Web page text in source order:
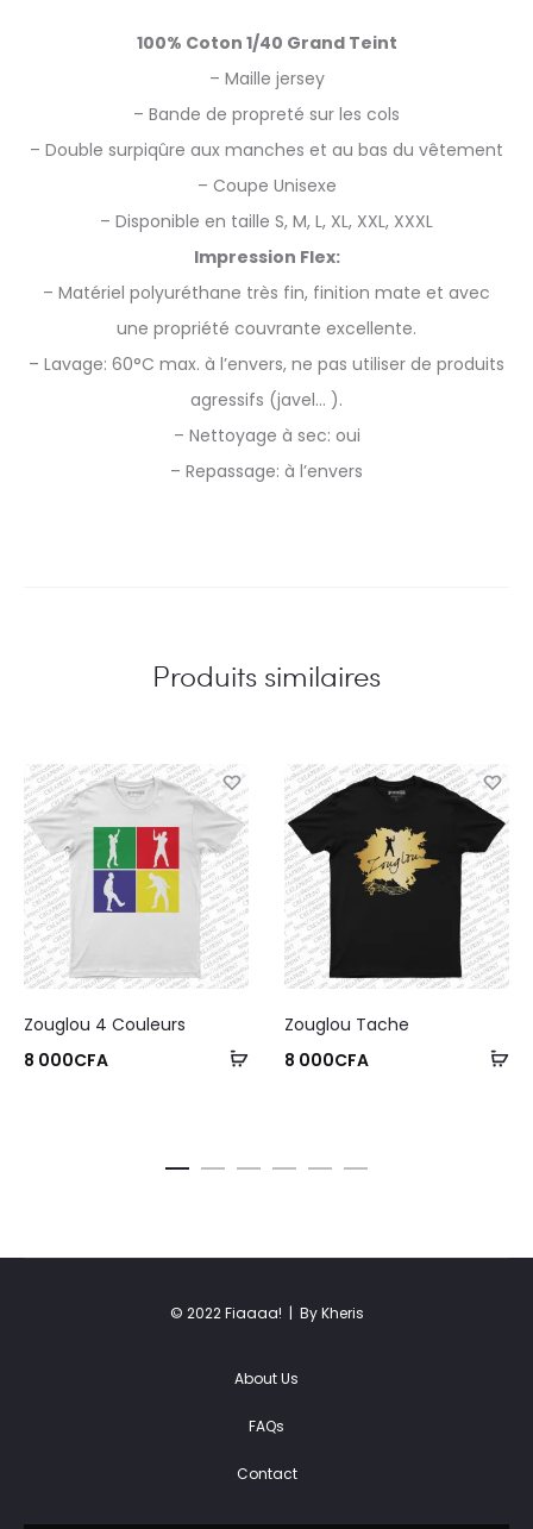
100% Coton 1/40 Grand Teint
– Maille jersey
– Bande de propreté sur les cols
– Double surpiqûre aux manches et au bas du vêtement
– Coupe Unisexe
– Disponible en taille S, M, L, XL, XXL, XXXL
Impression Flex:
– Matériel polyuréthane très fin, finition mate et avec
une propriété couvrante excellente.
– Lavage: 60°C max. à l’envers, ne pas utiliser de produits
agressifs (javel… ).
– Nettoyage à sec: oui
– Repassage: à l’envers
Produits similaires
Zouglou 4 Couleurs
8 000CFA
Zouglou Tache
8 000CFA
© 2022 Fiaaaa! | By Kheris
About Us
FAQs
Contact